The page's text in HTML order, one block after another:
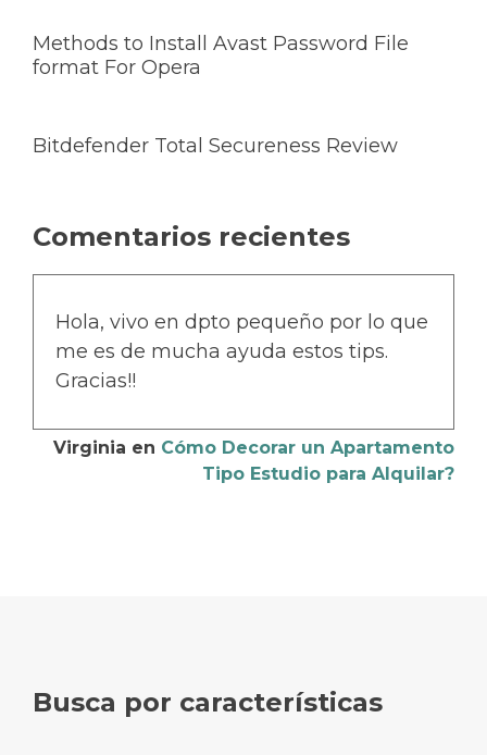
Methods to Install Avast Password File
format For Opera
Bitdefender Total Secureness Review
Comentarios recientes
Hola, vivo en dpto pequeño por lo que
me es de mucha ayuda estos tips.
Gracias!!
Virginia en Cómo Decorar un Apartamento
Tipo Estudio para Alquilar?
Busca por características